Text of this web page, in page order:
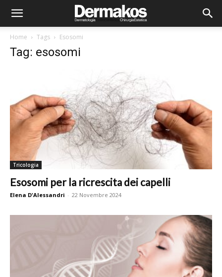
Home Tags Esosomi
Tag: esosomi
Tricologia
Esosomi per la ricrescita dei capelli
Elena D'Alessandri - 22 Novembre 2024